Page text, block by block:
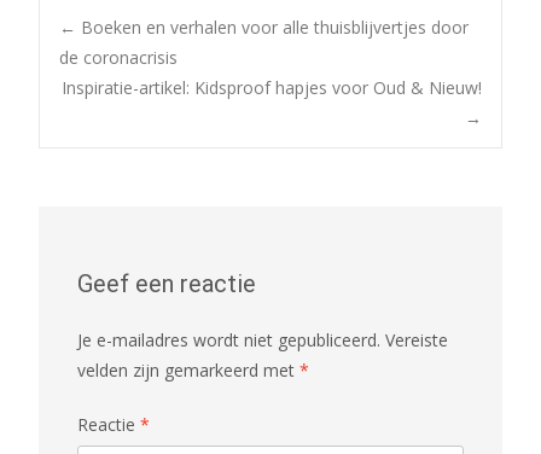
Bericht
navigatie
← Boeken en verhalen voor alle thuisblijvertjes door
de coronacrisis
Inspiratie-artikel: Kidsproof hapjes voor Oud & Nieuw!
→
Geef een reactie
Je e-mailadres wordt niet gepubliceerd. Vereiste
velden zijn gemarkeerd met *
Reactie *